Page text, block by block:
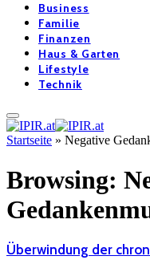
Business
Familie
Finanzen
Haus & Garten
Lifestyle
Technik
Startseite » Negative
Browsing:
Überwindung der